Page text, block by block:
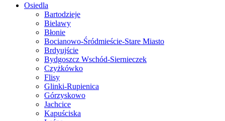
Osiedla
Bartodzieje
Bielawy
Błonie
Bocianowo-Śródmieście-Stare Miasto
Brdyujście
Bydgoszcz Wschód-Siernieczek
Czyżkówko
Flisy
Glinki-Rupienica
Górzyskowo
Jachcice
Kapuściska